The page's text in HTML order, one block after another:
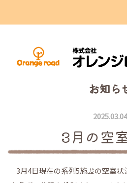
お知ら
2025.03.04
3月の空
3月4日現在の系列5施設の空室状